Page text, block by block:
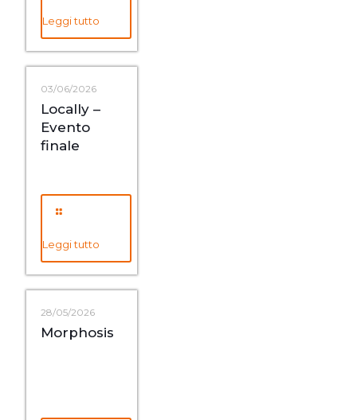
Leggi tutto
03/06/2026
Locally –
Evento
finale
Leggi tutto
28/05/2026
Morphosis